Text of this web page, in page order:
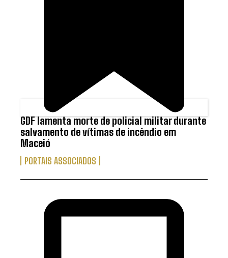
GDF lamenta morte de policial militar durante
salvamento de vítimas de incêndio em
Maceió
PORTAIS ASSOCIADOS